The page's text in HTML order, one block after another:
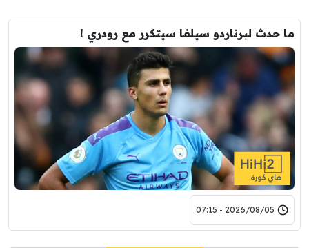
ما حدث لبرناردو سيلفا سيتكرر مع رودري !
2026/08/05 - 07:15